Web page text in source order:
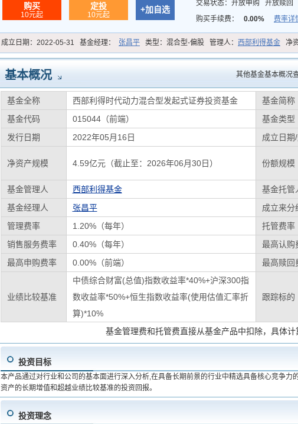
购买
10元起
定投
10元起
+加自选
交易状态： 开放申购
开放赎回
购买手续费：
0.00% 费率详
成立日期： 2022-05-31 基金经理： 张昌平 类型： 混合型-偏股 管理人： 西部利得基金 净
基本概况 其他基金基本概况查
基金全称 西部利得时代动力混合型发起式证券投资基金 基金简称
基金代码
015044（前端） 基金类型
发行日期
2022年05月16日 成立日期
净资产规模 4.59亿元（截止至：2026年06月30日） 份额规模
基金管理人
西部利得基金 基金托管
基金经理人
张昌平 成立来分
管理费率
1.20%（每年） 托管费率
销售服务费率
0.40%（每年） 最高认购
最高申购费率
0.00%（前端） 最高赎回
业绩比较基准
中债综合财富(总值)指数收益率*40%+沪深300指
数收益率*50%+恒生指数收益率(使用估值汇率折
算)*10%
跟踪标的
基金管理费和托管费直接从基金产品中扣除，具体
投资目标
本产品通过对行业和公司的基本面进行深入分析,在具备长期前景的行业中精选具备核心竞争力
资产的长期增值和超越业绩比较基准的投资回报。
投资理念